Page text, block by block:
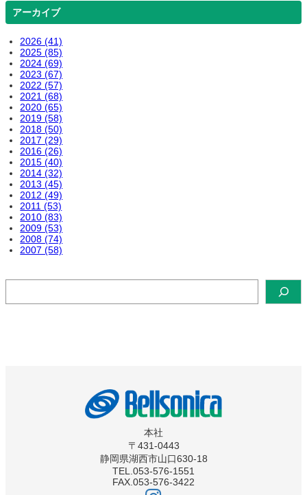
アーカイブ
2026 (41)
2025 (85)
2024 (69)
2023 (67)
2022 (57)
2021 (68)
2020 (65)
2019 (58)
2018 (50)
2017 (29)
2016 (26)
2015 (40)
2014 (32)
2013 (45)
2012 (49)
2011 (53)
2010 (83)
2009 (53)
2008 (74)
2007 (58)
本社
〒431-0443
静岡県湖西市山口630-18
TEL.053-576-1551
FAX.053-576-3422
ベ